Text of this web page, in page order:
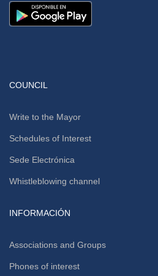
COUNCIL
Write to the Mayor
Schedules of Interest
Sede Electrónica
Whistleblowing channel
INFORMACIÓN
Associations and Groups
Phones of interest